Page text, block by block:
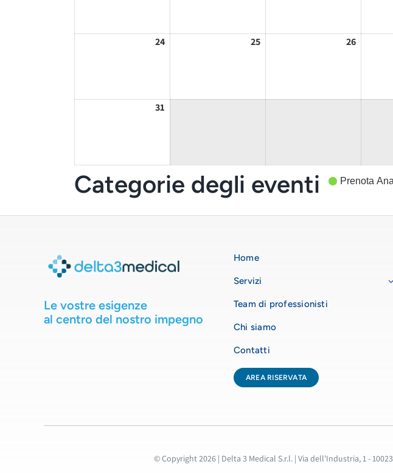
2424/08/2026 2525/08/2026 2626/08/
31
Categorie degli eventi Prenota
Le vostre esigenze
al centro del nostro impegno
Home
Servizi
Team di professionisti
Chi siamo
Contatti
AREA RISERVATA
© Copyright 2026 | Delta 3 Medical S.r.l. | Via dell'Industria, 1 - 10023